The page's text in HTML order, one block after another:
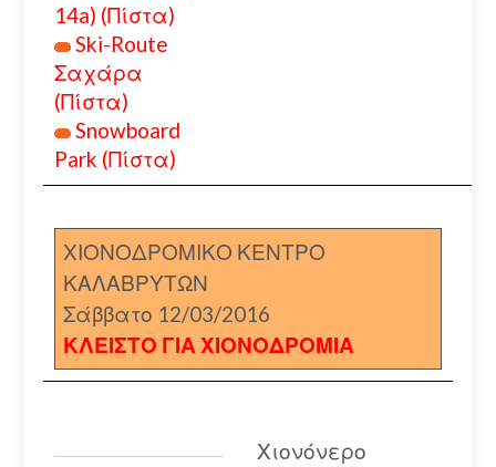
14a) (Πίστα)
Ski-Route
Σαχάρα
(Πίστα)
Snowboard
Park (Πίστα)
ΧΙΟΝΟΔΡΟΜΙΚΟ ΚΕΝΤΡΟ
ΚΑΛΑΒΡΥΤΩΝ
Σάββατο 12/03/2016
ΚΛΕΙΣΤΟ ΓΙΑ ΧΙΟΝΟΔΡΟΜΙΑ
Χιονόνερο